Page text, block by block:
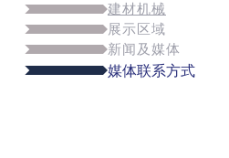
建材机械
展示区域
新闻及媒体
媒体联系方式